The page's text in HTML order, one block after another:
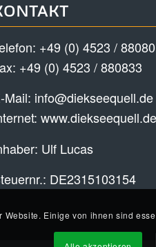
+49 (0) 4523 / 88080
+49 (0) 4523 / 880833
Mail: info@diekseequell.de
www.diekseequell.de
Ulf Lucas
DE2315103154
Website. Einige von ihnen sind